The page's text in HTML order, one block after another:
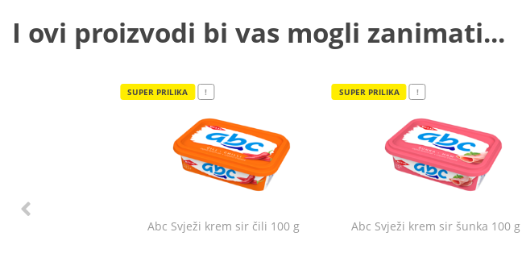
I ovi proizvodi bi vas mogli zanimati...
SUPER PRILIKA !
Abc Svježi krem sir čili 100 g
SUPER PRILIKA !
Abc Svježi krem sir šunka 100 g